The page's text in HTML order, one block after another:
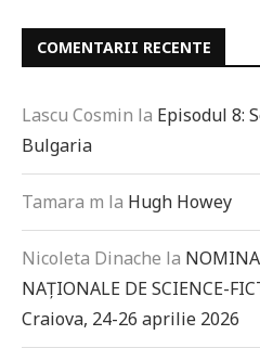
COMENTARII RECENTE
Lascu Cosmin la Episodul 8:
Bulgaria
Tamara m la Hugh Howey
Nicoleta Dinache la
NAȚIONALE DE SCIENCE-
Craiova, 24-26 aprilie 2026